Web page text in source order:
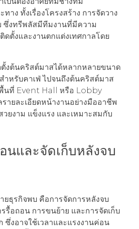
าง ทั้งเรื่องโครงสร้าง การจัดวาง
ซึ่งทรีพลัสมีทีมงานที่มีความ
ดตั้งและงานตกแต่งเทศกาลโดย
งต้นคริสต์มาสได้หลากหลายขนาด
ำหรับคาเฟ่ ไปจนถึงต้นคริสต์มาส
นที่ Event Hall หรือ Lobby
ายละเอียดหน้างานอย่างมืออาชีพ
วยงาม แข็งแรง และเหมาะสมกับ
นและจัดเก็บหลังจบ
ธุรกิจพบ คือการจัดการหลังจบ
รรื้อถอน การขนย้าย และการจัดเก็บ
งอาจใช้เวลาและแรงงานค่อน